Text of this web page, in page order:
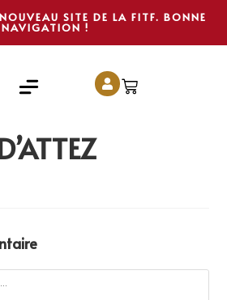
SITE DE LA FITF. BONNE
NAVIGATION !